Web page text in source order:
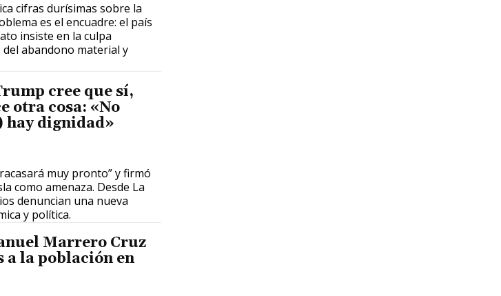
cifras durísimas sobre la
es el encuadre: el país
insiste en la culpa
abandono material y
cree que sí,
otra cosa: «No
hay dignidad»
muy pronto” y firmó
como amenaza. Desde La
denuncian una nueva
y política.
Marrero Cruz
a la población en